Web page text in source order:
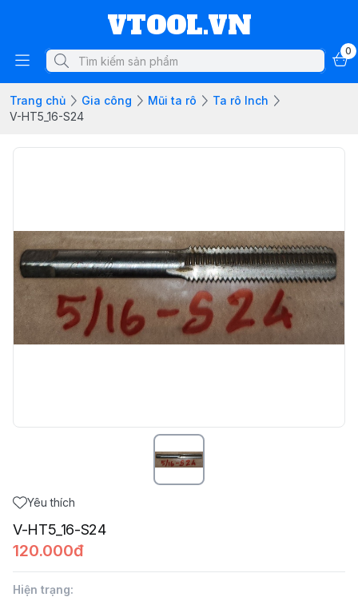
VTOOL.VN
0
Trang chủ Gia công Mũi ta rô
Ta rô Inch
V-HT5_16-S24
Yêu thích
V-HT5_16-S24
120.000đ
Hiện trạng: